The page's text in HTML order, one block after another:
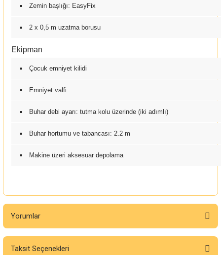
Zemin başlığı: EasyFix
2 x 0,5 m uzatma borusu
Ekipman
Çocuk emniyet kilidi
Emniyet valfi
Buhar debi ayarı: tutma kolu üzerinde (iki adımlı)
Buhar hortumu ve tabancası: 2.2 m
Makine üzeri aksesuar depolama
Yorumlar
Taksit Seçenekleri